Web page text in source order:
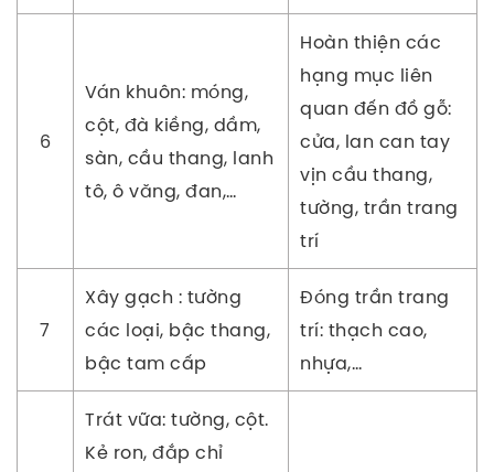
6
Ván khuôn: móng,
cột, đà kiềng, dầm,
sàn, cầu thang, lanh
tô, ô văng, đan,…
Hoàn thiện các
hạng mục liên
quan đến đồ gỗ:
cửa, lan can tay
vịn cầu thang,
tường, trần trang
trí
7
Xây gạch : tường
các loại, bậc thang,
bậc tam cấp
Đóng trần trang
trí: thạch cao,
nhựa,…
Trát vữa: tường, cột.
Kẻ ron, đắp chỉ